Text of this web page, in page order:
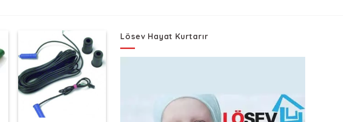
+
Lösev Hayat Kurtarır